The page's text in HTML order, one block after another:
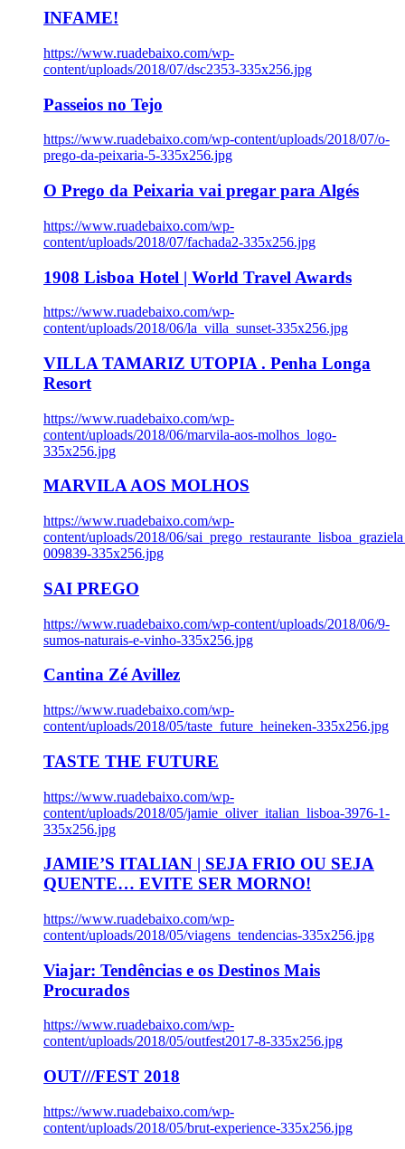
INFAME!
https://www.ruadebaixo.com/wp-
content/uploads/2018/07/dsc2353-335x256.jpg
Passeios no Tejo
https://www.ruadebaixo.com/wp-content/uploads/2018/07/o-
prego-da-peixaria-5-335x256.jpg
O Prego da Peixaria vai pregar para Algés
https://www.ruadebaixo.com/wp-
content/uploads/2018/07/fachada2-335x256.jpg
1908 Lisboa Hotel | World Travel Awards
https://www.ruadebaixo.com/wp-
content/uploads/2018/06/la_villa_sunset-335x256.jpg
VILLA TAMARIZ UTOPIA . Penha Longa
Resort
https://www.ruadebaixo.com/wp-
content/uploads/2018/06/marvila-aos-molhos_logo-
335x256.jpg
MARVILA AOS MOLHOS
https://www.ruadebaixo.com/wp-
content/uploads/2018/06/
009839-335x256.jpg
SAI PREGO
https://www.ruadebaixo.com/wp-content/uploads/2018/06/9-
sumos-naturais-e-vinho-335x256.jpg
Cantina Zé Avillez
https://www.ruadebaixo.com/wp-
content/uploads/2018/05/taste_future_heineken-335x256.jpg
TASTE THE FUTURE
https://www.ruadebaixo.com/wp-
content/uploads/2018/05/jamie_oliver_italian_lisboa-3976-1-
335x256.jpg
JAMIE’S ITALIAN | SEJA FRIO OU SEJA
QUENTE… EVITE SER MORNO!
https://www.ruadebaixo.com/wp-
content/uploads/2018/05/viagens_tendencias-335x256.jpg
Viajar: Tendências e os Destinos Mais
Procurados
https://www.ruadebaixo.com/wp-
content/uploads/2018/05/outfest2017-8-335x256.jpg
OUT///FEST 2018
https://www.ruadebaixo.com/wp-
content/uploads/2018/05/brut-experience-335x256.jpg